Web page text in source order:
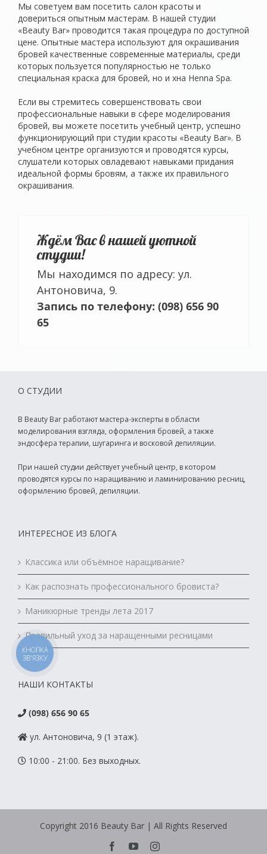
Мы советуем вам посетить салон красоты и
довериться опытным мастерам. В нашей студии
«Beauty Bar» проводится такая процедура по доступной
цене. Опытные мастера используют для окрашивания
бровей качественные современные материалы, среди
которых пользуется популярностью не только
специальная краска для бровей, но и хна Henna Spa.
Если вы стремитесь совершенствовать свои
профессиональные навыки в сфере моделирования
бровей, вы можете посетить учебный центр, успешно
функционирующий при студии красоты «Beauty Bar». В
учебном центре организуются и проводятся курсы,
слушатели которых овладевают навыками придания
идеальной формы бровям, а также их правильного
окрашивания.
Ждём Вас в нашей уютной
студии!
Мы находимся по адресу: ул.
Антоновича, 9.
Запись по телефону: (098) 656 90
65
О СТУДИИ
В Beauty Bar работают мастера-эксперты в области
моделирования взгляда, оформления бровей, а также
эндосфера терапии, шугаринга и восковой депиляции.
При нашей студии действует учебный центр, в котором
проводятся курсы по наращиванию и ламинированию ресниц,
оформлению бровей, депиляции.
ИНТЕРЕСНОЕ ИЗ БЛОГА
Классика или объёмное наращивание?
Как распознать профессионального бровиста?
Маникюрные тренды лета 2017
Правильный уход за наращенными ресницами
НАШИ КОНТАКТЫ
(098) 656 90 65
ул. Антоновича, 9 (1 этаж).
10:00 - 21:00. Без выходных.
Copyright 2016 Вeauty Bar | All Rights Reserved
FacebookYouTubeInstagram
КНОПКА
ЗВ'ЯЗКУ